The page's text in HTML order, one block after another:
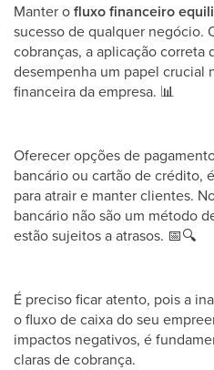
Manter ofluxo financeiro
sucesso de qualquer negócio.
cobranças, a aplicação correta
desempenha um papel crucial
financeira da empresa. 📊
Oferecer opções de
bancário ou cartão de crédito,
para atrair e manter clientes.
bancário não são um método
estão sujeitos a atrasos. 📅🔍
É preciso ficar atento, pois a
o fluxo de caixa do seu
impactos negativos, é
claras de cobrança.